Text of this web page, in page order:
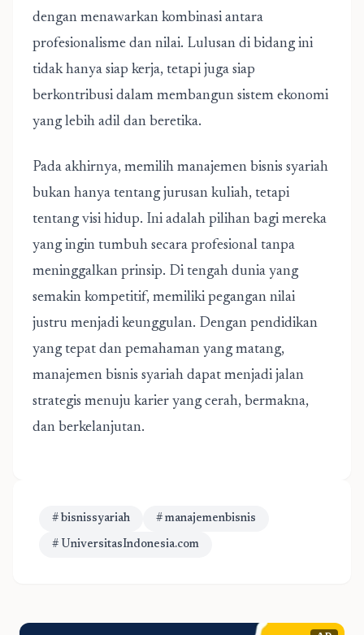
dengan menawarkan kombinasi antara
profesionalisme dan nilai. Lulusan di bidang ini
tidak hanya siap kerja, tetapi juga siap
berkontribusi dalam membangun sistem ekonomi
yang lebih adil dan beretika.
Pada akhirnya, memilih manajemen bisnis syariah
bukan hanya tentang jurusan kuliah, tetapi
tentang visi hidup. Ini adalah pilihan bagi mereka
yang ingin tumbuh secara profesional tanpa
meninggalkan prinsip. Di tengah dunia yang
semakin kompetitif, memiliki pegangan nilai
justru menjadi keunggulan. Dengan pendidikan
yang tepat dan pemahaman yang matang,
manajemen bisnis syariah dapat menjadi jalan
strategis menuju karier yang cerah, bermakna,
dan berkelanjutan.
# bisnissyariah # manajemenbisnis
# UniversitasIndonesia.com